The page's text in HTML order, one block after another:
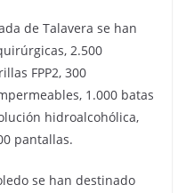
de Talavera se han
2.500
FPP2, 300
1.000 batas
hidroalcohólica,
pantallas.
se han destinado